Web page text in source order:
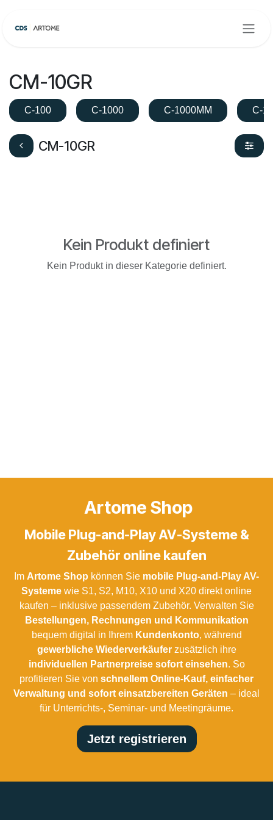
CM-10GR
C-100 C-1000 C-1000MM C-
CM-10GR
Kein Produkt definiert
Kein Produkt in dieser Kategorie definiert.
Artome Shop
Mobile Plug-and-Play AV-Systeme &
Zubehör online kaufen
Im Artome Shop können Sie mobile Plug-and-Play AV-
Systeme wie S1, S2, M10, X10 und X20 direkt online
kaufen – inklusive passendem Zubehör. Verwalten Sie
Bestellungen, Rechnungen und Kommunikation
bequem digital in Ihrem Kundenkonto, während
gewerbliche Wiederverkäuferzusätzlich ihre
individuellen Partnerpreise sofort einsehen. So
profitieren Sie von schnellem Online-Kauf, einfacher
Verwaltung und sofort einsatzbereiten Geräten – ideal
für Unterrichts-, Seminar- und Meetingräume.
Jetzt registrieren